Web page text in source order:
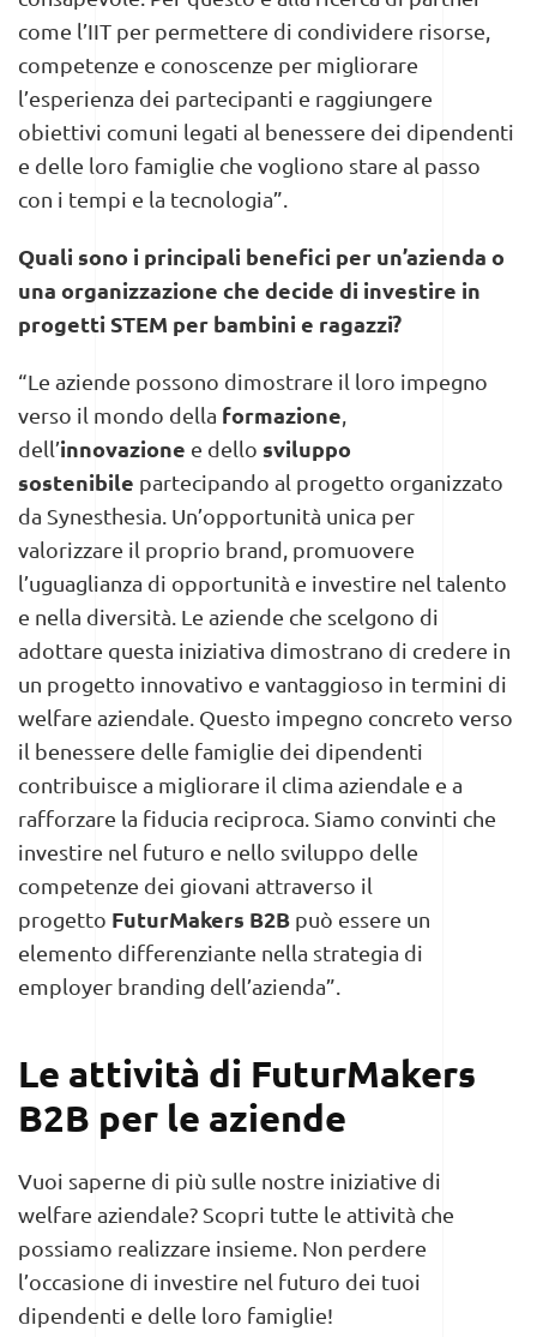
come l’IIT per permettere di condividere risorse,
competenze e conoscenze per migliorare
l’esperienza dei partecipanti e raggiungere
obiettivi comuni legati al benessere dei dipendenti
e delle loro famiglie che vogliono stare al passo
con i tempi e la tecnologia”.
Quali sono i principali benefici per un’azienda o
una organizzazione che decide di investire in
progetti STEM per bambini e ragazzi?
“Le aziende possono dimostrare il loro impegno
verso il mondo della formazione
dell’innovazione e dello sviluppo
sostenibile partecipando al progetto organizzato
da Synesthesia. Un’opportunità unica per
valorizzare il proprio brand, promuovere
l’uguaglianza di opportunità e investire nel talento
e nella diversità. Le aziende che scelgono di
adottare questa iniziativa dimostrano di credere in
un progetto innovativo e vantaggioso in termini di
welfare aziendale. Questo impegno concreto verso
il benessere delle famiglie dei dipendenti
contribuisce a migliorare il clima aziendale e a
rafforzare la fiducia reciproca. Siamo convinti che
investire nel futuro e nello sviluppo delle
competenze dei giovani attraverso il
progetto FuturMakers B2B può essere un
elemento differenziante nella strategia di
employer branding dell’azienda”.
Le attività di FuturMakers
B2B per le aziende
Vuoi saperne di più sulle nostre iniziative di
welfare aziendale? Scopri tutte le attività che
possiamo realizzare insieme. Non perdere
l’occasione di investire nel futuro dei tuoi
dipendenti e delle loro famiglie!